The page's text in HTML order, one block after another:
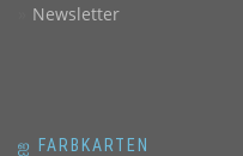
Newsletter
ஐ FARBKARTEN